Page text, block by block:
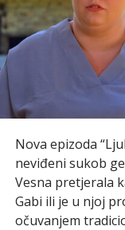
Nova epizoda
neviđeni sukob
Vesna pretjerala
Gabi ili je u njoj
očuvanjem